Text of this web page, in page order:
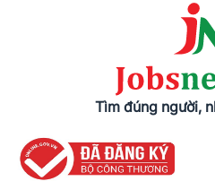
Tìm đúng người,